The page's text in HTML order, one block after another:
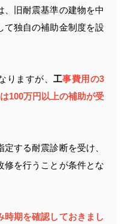
、旧耐震基準の建物を中
て独自の補助金制度を設
りますが、 工事費用の3
100万円以上の補助が受
する耐震診断を受け、
修を行うことが条件とな
時期を確認しておきまし